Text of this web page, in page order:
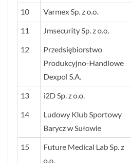
10 Varmex Sp. z o.o.
11 Jmsecurity Sp. z o.o.
12
Przedsiębiorstwo
Produkcyjno-Handlowe
Dexpol S.A.
13 i2D Sp. z o.o.
14
Ludowy Klub Sportowy
Barycz w Sułowie
15
Future Medical Lab Sp. z
o.o.